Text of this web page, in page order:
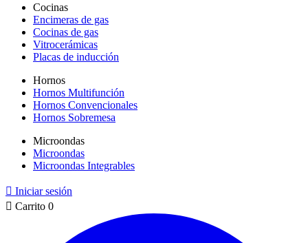
Cocinas
Encimeras de gas
Cocinas de gas
Vitrocerámicas
Placas de inducción
Hornos
Hornos Multifunción
Hornos Convencionales
Hornos Sobremesa
Microondas
Microondas
Microondas Integrables
 Iniciar sesión
 Carrito 0